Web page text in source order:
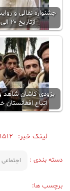
جشنواره نقالی و
ازتاریخ ۲۰ الی ۲۶…
بزودی کاشان شاهد
اتباع افغانستان
لینک خبر:
دسته بندی : اجتماعی
برچسب ها: